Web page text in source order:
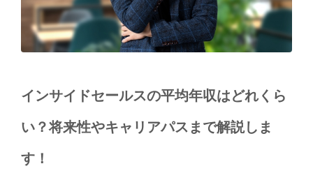
インサイドセールスの平均年収はどれくら
い？将来性やキャリアパスまで解説しま
す！